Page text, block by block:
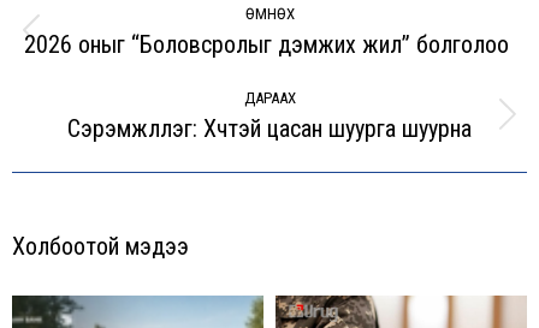
navigation
ӨМНӨХ
Previous
2026 оныг “Боловсролыг дэмжих жил” болголоо
ДАРААХ
Next
Сэрэмжлүүлэг: Хүчтэй цасан шуурга шуурна
Холбоотой мэдээ